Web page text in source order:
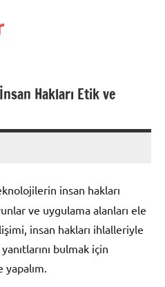
Hakları Etik ve
insan hakları
ve uygulama alanları ele
insan hakları ihlalleriyle
bulmak için